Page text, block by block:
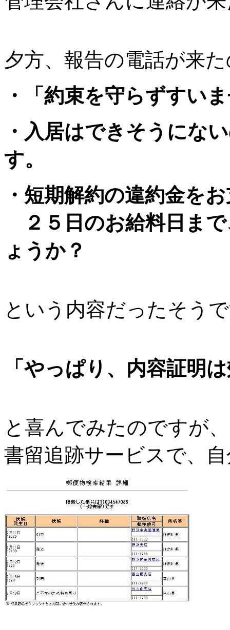
夕方、報告の電話が来
・「約束を守らずすい
・入居はできそうにな
す。
・短期解約の違約金を
２５日のお給料日ま
ょうか？
という内容だったそう
「やっぱり、内容証明
と喜んでみたのですが、
書留追跡サービスで、